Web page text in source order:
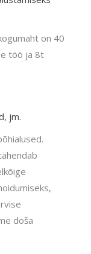
on 40
töö ja 8t
jm.
doša